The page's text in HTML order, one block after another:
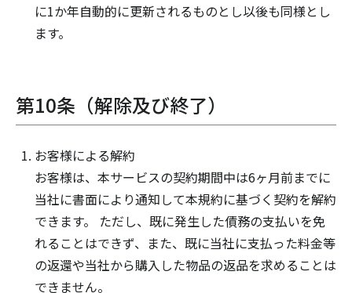
に1か年自動的に更新されるものとし以後も同様とし
ます。
第10条（解除及び終了）
お客様による解約
お客様は、本サービスの契約期間中は6ヶ月前までに
当社に書面により通知して本規約に基づく契約を解約
できます。 ただし、既に発生した債務の支払いを免
れることはできず、また、既に当社に支払った料金等
の返還や当社から購入した物品の返品を求めることは
できません。